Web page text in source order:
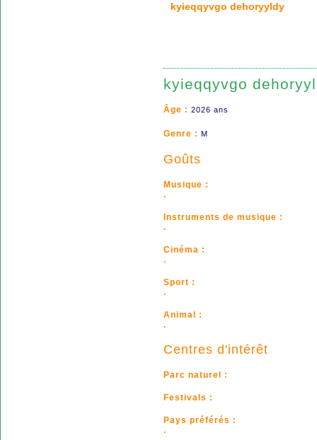
kyieqqyvgo dehoryyldy
kyieqqyvgo
Âge : 2026 ans
Genre : M
Goûts
Musique :
.
Instruments de musique :
.
Cinéma :
.
Sport :
.
Animal :
.
Centres d'intérêt
Parc naturel :
Festivals :
Pays préférés :
.